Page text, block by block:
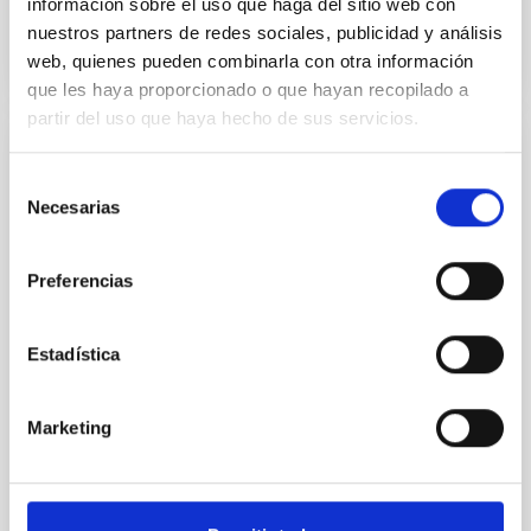
información sobre el uso que haga del sitio web con
nuestros partners de redes sociales, publicidad y análisis
web, quienes pueden combinarla con otra información
que les haya proporcionado o que hayan recopilado a
partir del uso que haya hecho de sus servicios.
Necesarias
Preferencias
Estadística
Marketing
BIBCODE 2026A&A...710A..70S
NÚMERO DE CITAS 0
CONCERTO: Forward modelling of
Context. The CarbON [CII] line in post-rEionisation and
ReionisaTiOn epoch (CONCERTO) instrument was a
spectrometer based on lumped-element kinetic
meter APEX telescope in Chile in April 2021 and
Lundgren, A. et al.